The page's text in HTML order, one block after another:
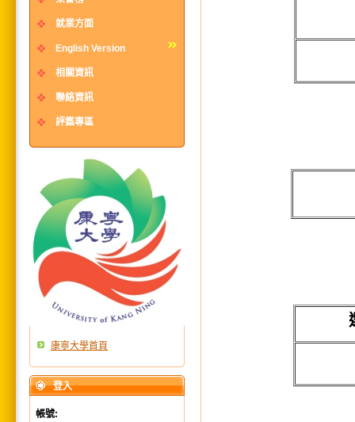
就業方面
English Version
相關資訊
聯絡資訊
評鑑專區
康寧大學首頁
登入
帳號: